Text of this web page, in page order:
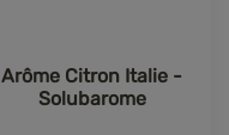
Arôme Citron Italie -
Solubarome